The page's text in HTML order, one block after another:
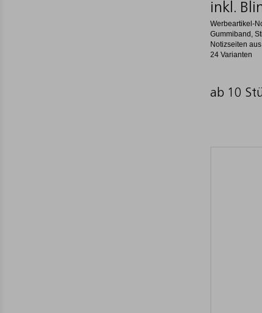
inkl.
Werbeartikel-
Gummiband,
Notizseiten
24 Varianten
ab 10